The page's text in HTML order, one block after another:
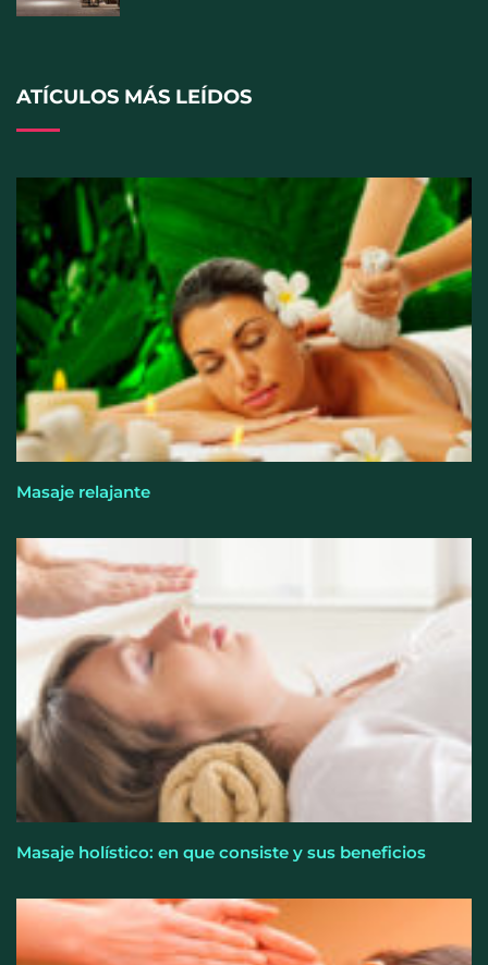
irreversibles en la visión
Saludarte Prodent conmemora su quinto
aniversario con un evento en el Hotel &
El kit del verano que deshincha y evita acumular
grasa
ATÍCULOS MÁS LEÍDOS
Masaje relajante
Masaje holístico: en que consiste y sus beneficios